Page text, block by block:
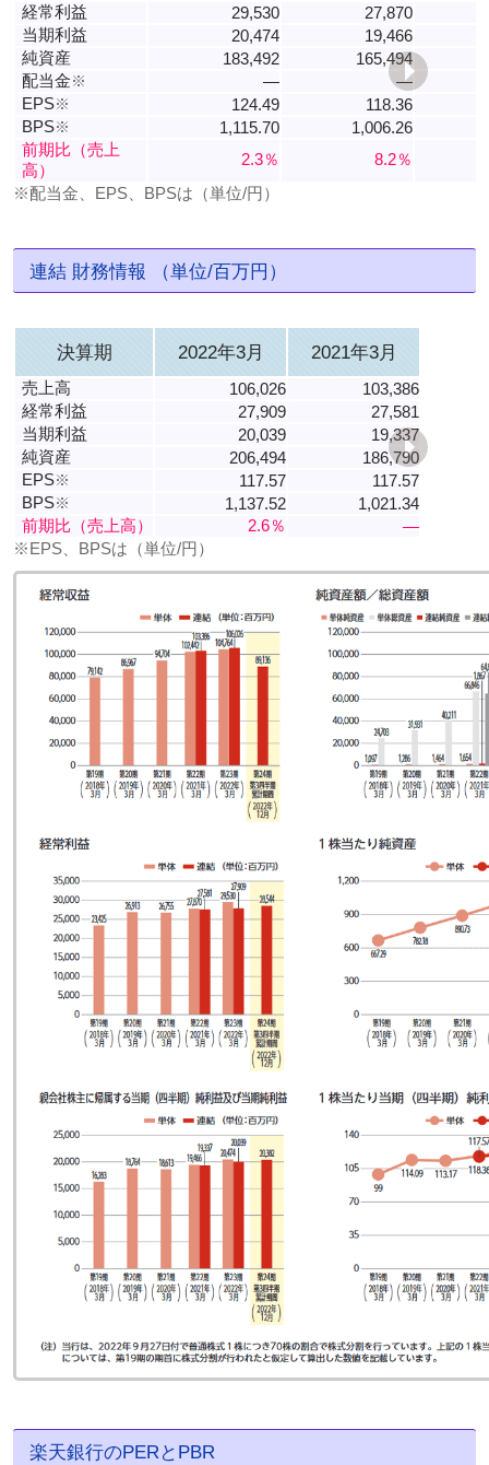
経常利益
29,530
27,870
当期利益
20,474
19,466
純資産
183,492
165,494
配当金※ ―
―
EPS※ 124.49 118.36
BPS※ 1,115.70 1,006.26
前期比（売上
高）
2.3％
8.2％
※配当金、EPS、BPSは（単位/円）
連結 財務情報 （単位/百万円）
決算期 2022年3月 2021年3月
売上高 106,026
103,386
経常利益
27,909
27,581
当期利益
20,039
19,337
純資産
206,494
186,790
EPS※ 117.57
117.57
BPS※ 1,137.52
1,021.34
前期比（売上高）
2.6％
―
※EPS、BPSは（単位/円）
楽天銀行のPERとPBR